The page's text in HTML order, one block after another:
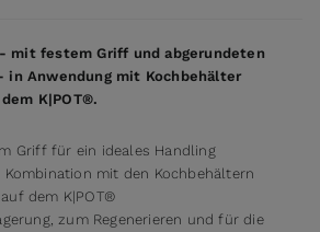
mit festem Griff und abgerundeten
in Anwendung mit Kochbehälter
K|POT®.
Griff für ein ideales Handling
mit den Kochbehältern
dem K|POT®
zum Regenerieren und für die